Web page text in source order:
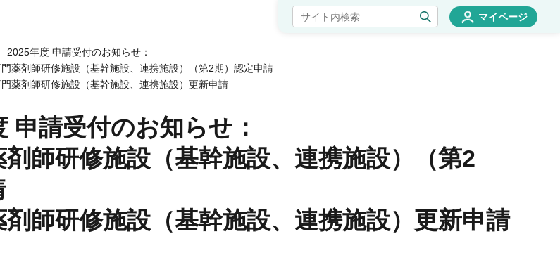
ス
修会
マイページ
2025年度 申請受付のお知らせ：
門薬剤師研修施設（基幹施設、連携施設）（第2期）認定申請
門薬剤師研修施設（基幹施設、連携施設）更新申請
申請受付のお知らせ：
剤師研修施設（基幹施設、連携施設）（第2
剤師研修施設（基幹施設、連携施設）更新申請